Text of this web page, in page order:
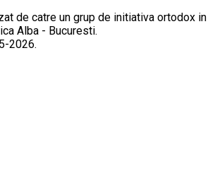
de catre un grup de initiativa ortodox in
Alba - Bucuresti.
2026.